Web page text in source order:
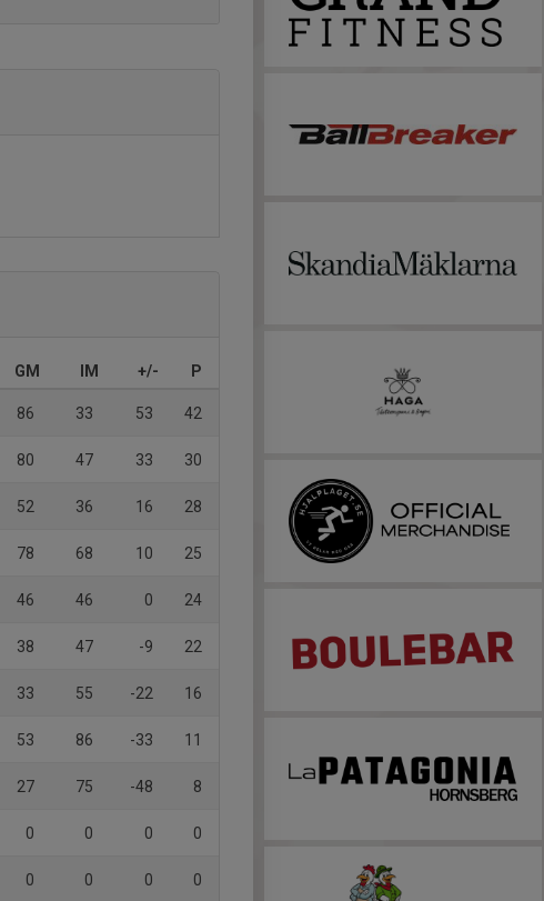
GM IM +/- P
86 33 53 42
80 47 33 30
52 36 16 28
78 68 10 25
46 46 0 24
38 47 -9 22
33 55 -22 16
53 86 -33 11
27 75 -48 8
0 0 0 0
0 0 0 0